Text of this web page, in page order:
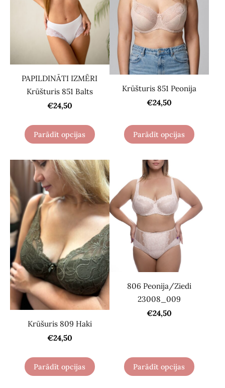
PAPILDINĀTI IZMĒRI
Krūšturis 851 Balts
€24,50
Parādīt opcijas
Krūšturis 851 Peonija
€24,50
Parādīt opcijas
Krūšuris 809 Haki
€24,50
Parādīt opcijas
806 Peonija/Ziedi
23008_009
€24,50
Parādīt opcijas